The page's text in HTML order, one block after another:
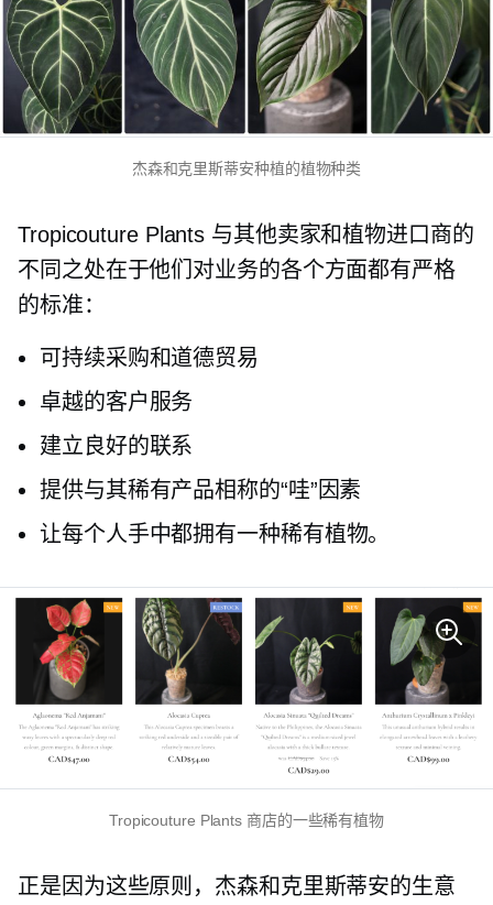
杰森和克里斯蒂安种植的植物种类
Tropicouture Plants 与其他卖家和植物进口商的
不同之处在于他们对业务的各个方面都有严格
的标准：
可持续采购和道德贸易
卓越的客户服务
建立良好的联系
提供与其稀有产品相称的“哇”因素
让每个人手中都拥有一种稀有植物。
Tropicouture Plants 商店的一些稀有植物
正是因为这些原则，杰森和克里斯蒂安的生意